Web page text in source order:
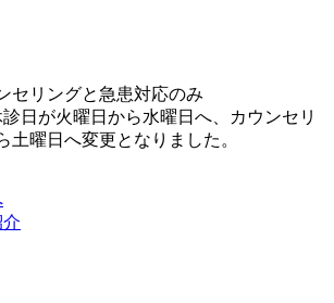
セリングと急患対応のみ
日が火曜日から水曜日へ、カウンセリ
土曜日へ変更となりました。